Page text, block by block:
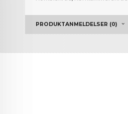
PRODUKTANMELDELSER (0)